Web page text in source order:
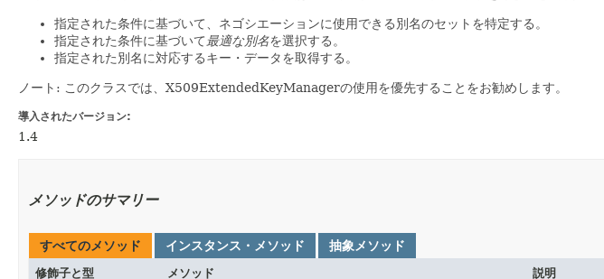
指定された条件に基づいて、ネゴシエーションに使用できる別名のセットを特定する。
指定された条件に基づいて最適な別名を選択する。
指定された別名に対応するキー・データを取得する。
ノート: このクラスでは、X509ExtendedKeyManagerの使用を優先することをお勧めします。
導入されたバージョン:
1.4
メソッドのサマリー
すべてのメソッド インスタンス・メソッド 抽象メソッド
修飾子と型 メソッド 説明